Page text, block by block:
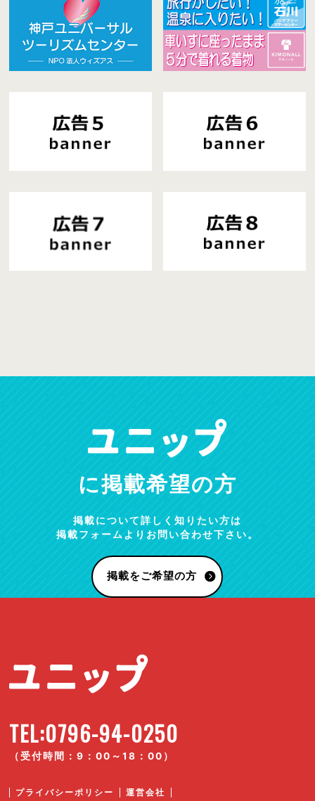
に掲載希望の方
掲載について詳しく知りたい方は
掲載フォームよりお問い合わせ下さい。
掲載をご希望の方
TEL:0796-94-0250
（受付時間：9：00～18：00）
プライバシーポリシー 運営会社